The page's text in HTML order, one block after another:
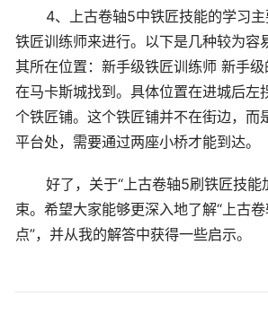
4、上古卷轴5中铁匠技能的学习
铁匠训练师来进行。以下是几种较为容
其所在位置：新手级铁匠训练师 新手
在马卡斯城找到。具体位置在进城后左
个铁匠铺。这个铁匠铺并不在街边，而
平台处，需要通过两座小桥才能到达。
好了，关于“上古卷轴5刷铁匠技能
束。希望大家能够更深入地了解“上古
点”，并从我的解答中获得一些启示。